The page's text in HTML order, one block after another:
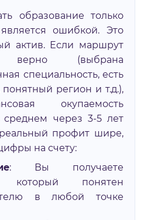
образование только
ошибкой. Это
актив. Если маршрут
верно (выбрана
специальность, есть
регион и т.д.),
окупаемость
среднем через 3-5 лет
профит шире,
на счету:
: Вы получаете
который понятен
в любой точке